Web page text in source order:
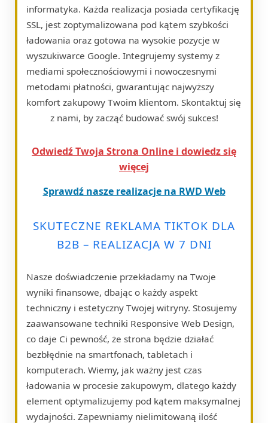
informatyka. Każda realizacja posiada certyfikację
SSL, jest zoptymalizowana pod kątem szybkości
ładowania oraz gotowa na wysokie pozycje w
wyszukiwarce Google. Integrujemy systemy z
mediami społecznościowymi i nowoczesnymi
metodami płatności, gwarantując najwyższy
komfort zakupowy Twoim klientom. Skontaktuj się
z nami, by zacząć budować swój sukces!
Odwiedź Twoja Strona Online i dowiedz się
więcej
Sprawdź nasze realizacje na RWD Web
SKUTECZNE REKLAMA TIKTOK DLA
B2B – REALIZACJA W 7 DNI
Nasze doświadczenie przekładamy na Twoje
wyniki finansowe, dbając o każdy aspekt
techniczny i estetyczny Twojej witryny. Stosujemy
zaawansowane techniki Responsive Web Design,
co daje Ci pewność, że strona będzie działać
bezbłędnie na smartfonach, tabletach i
komputerach. Wiemy, jak ważny jest czas
ładowania w procesie zakupowym, dlatego każdy
element optymalizujemy pod kątem maksymalnej
wydajności. Zapewniamy nielimitowaną ilość